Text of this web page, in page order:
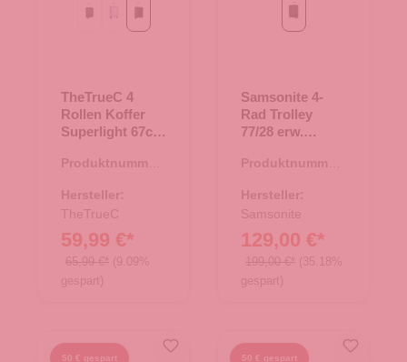
BlackFliederblack/rose
TheTrueC 4
Rollen Koffer
Superlight 67cm
black/rose
Produktnummer:
Hersteller:
TheTrueC
59,99 €*
65,99 €* (9.09%
gespart)
Black
Samsonite 4-
Rad Trolley
77/28 erw.
Produktnummer:
Hersteller:
Samsonite
129,00 €*
199,00 €* (35.18%
gespart)
50 € gespart 50 € gespart